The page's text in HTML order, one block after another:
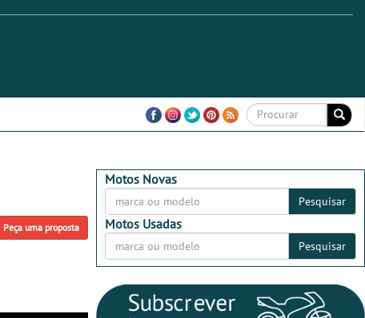
Peça uma proposta
Motos Novas
Pesquisar
Motos Usadas
Pesquisar